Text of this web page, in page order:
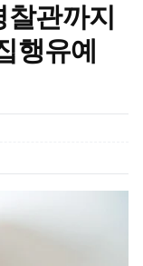
관까지
행유예